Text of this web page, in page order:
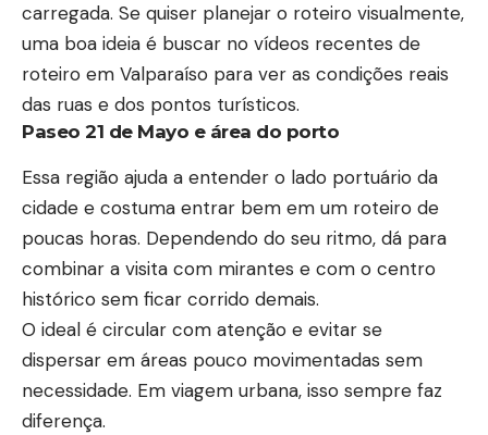
carregada. Se quiser planejar o roteiro visualmente,
uma boa ideia é buscar no vídeos recentes de
roteiro em Valparaíso para ver as condições reais
das ruas e dos pontos turísticos.
Paseo 21 de Mayo e área do porto
Essa região ajuda a entender o lado portuário da
cidade e costuma entrar bem em um roteiro de
poucas horas. Dependendo do seu ritmo, dá para
combinar a visita com mirantes e com o centro
histórico sem ficar corrido demais.
O ideal é circular com atenção e evitar se
dispersar em áreas pouco movimentadas sem
necessidade. Em viagem urbana, isso sempre faz
diferença.